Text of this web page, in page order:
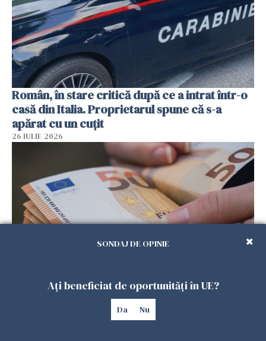
Român, în stare critică după ce a intrat într-o
casă din Italia. Proprietarul spune că s-a
apărat cu un cuțit
26 IULIE 2026
Menajere și îngrijitori, în vizorul Fiscului din
Italia. Aproape 500.000 de euro din venituri,
ascunși de autorități
SONDAJ DE OPINIE
Ați beneficiat de oportunități în UE?
Da Nu